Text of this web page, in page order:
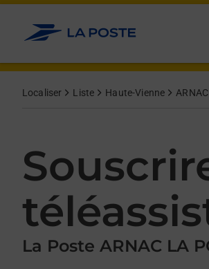
Allez au contenu
Localiser Liste Haute-Vienne
La Poste ARNAC LA
Afficher ou masquer la réponse
Afficher ou masquer la réponse
Afficher ou masquer la réponse